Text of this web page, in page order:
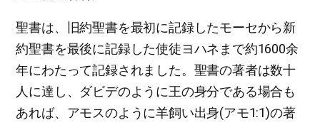
聖書は、旧約聖書を最初に記録したモーセから新
約聖書を最後に記録した使徒ヨハネまで約1600余
年にわたって記録されました。聖書の著者は数十
人に達し、ダビデのように王の身分である場合も
あれば、アモスのように羊飼い出身(アモ1:1)の著